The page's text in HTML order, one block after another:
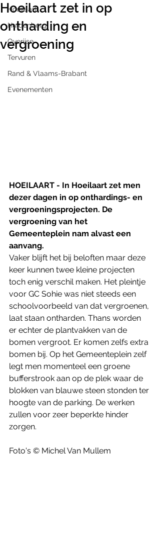
Hoeilaart
Huldenberg
Overijse
Tervuren
Rand & Vlaams-Brabant
Evenementen
Hoeilaart zet in op
ontharding en
vergroening
HOEILAART - In Hoeilaart zet men
dezer dagen in op onthardings- en
vergroeningsprojecten. De
vergroening van het
Gemeenteplein nam alvast een
aanvang.
Vaker blijft het bij beloften maar deze
keer kunnen twee kleine projecten
toch enig verschil maken. Het pleintje
voor GC Sohie was niet steeds een
schoolvoorbeeld van dat vergroenen,
laat staan ontharden. Thans worden
er echter de plantvakken van de
bomen vergroot. Er komen zelfs extra
bomen bij. Op het Gemeenteplein zelf
legt men momenteel een groene
bufferstrook aan op de plek waar de
blokken van blauwe steen stonden ter
hoogte van de parking. De werken
zullen voor zeer beperkte hinder
zorgen.
Foto's © Michel Van Mullem